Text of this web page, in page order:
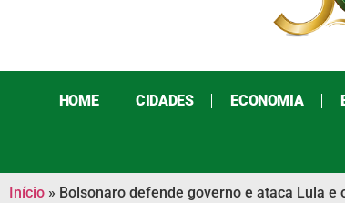
HOME CIDADES ECONOMIA
Início » Bolsonaro defende governo e ataca Lula